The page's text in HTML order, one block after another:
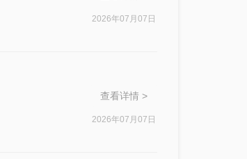
2026年07月07日
查看详情 >
2026年07月07日